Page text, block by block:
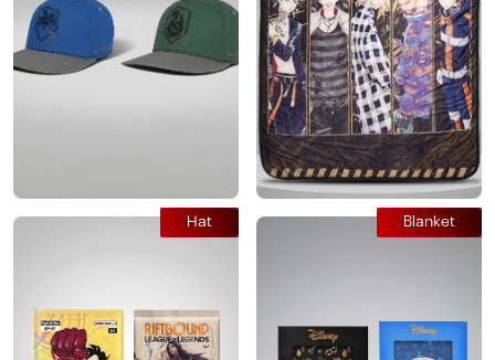
Blanket
Hat